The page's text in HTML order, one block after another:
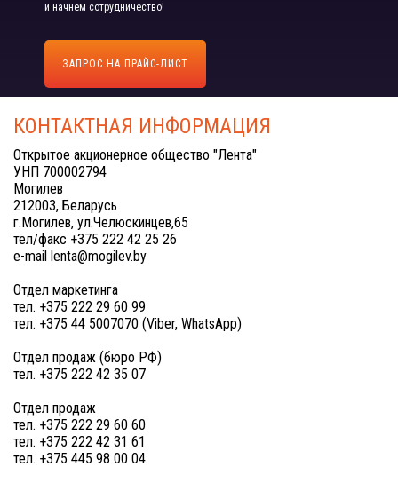
и начнем сотрудничество!
ЗАПРОС НА ПРАЙС-ЛИСТ
КОНТАКТНАЯ ИНФОРМАЦИЯ
Открытое акционерное общество "Лента"
УНП 700002794
Могилев
212003, Беларусь
г.Могилев, ул.Челюскинцев,65
тел/факс +375 222 42 25 26
e-mail lenta@mogilev.by
Отдел маркетинга
тел. +375 222 29 60 99
тел. +375 44 5007070 (Viber, WhatsApp)
Отдел продаж (бюро РФ)
тел. +375 222 42 35 07
Отдел продаж
тел. +375 222 29 60 60
тел. +375 222 42 31 61
тел. +375 445 98 00 04